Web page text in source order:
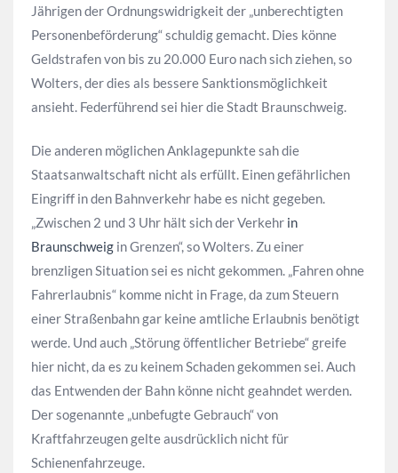
Jährigen der Ordnungswidrigkeit der „unberechtigten
Personenbeförderung“ schuldig gemacht. Dies könne
Geldstrafen von bis zu 20.000 Euro nach sich ziehen, so
Wolters, der dies als bessere Sanktionsmöglichkeit
ansieht. Federführend sei hier die Stadt Braunschweig.
Die anderen möglichen Anklagepunkte sah die
Staatsanwaltschaft nicht als erfüllt. Einen gefährlichen
Eingriff in den Bahnverkehr habe es nicht gegeben.
„Zwischen 2 und 3 Uhr hält sich der Verkehr in
Braunschweig in Grenzen“, so Wolters. Zu einer
brenzligen Situation sei es nicht gekommen. „Fahren ohne
Fahrerlaubnis“ komme nicht in Frage, da zum Steuern
einer Straßenbahn gar keine amtliche Erlaubnis benötigt
werde. Und auch „Störung öffentlicher Betriebe“ greife
hier nicht, da es zu keinem Schaden gekommen sei. Auch
das Entwenden der Bahn könne nicht geahndet werden.
Der sogenannte „unbefugte Gebrauch“ von
Kraftfahrzeugen gelte ausdrücklich nicht für
Schienenfahrzeuge.